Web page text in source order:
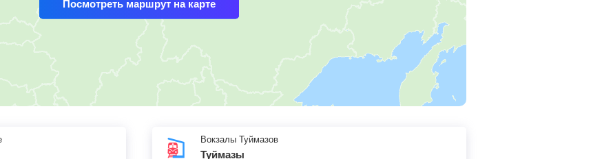
Посмотреть маршрут на карте
Вокзалы Туймазов
Туймазы